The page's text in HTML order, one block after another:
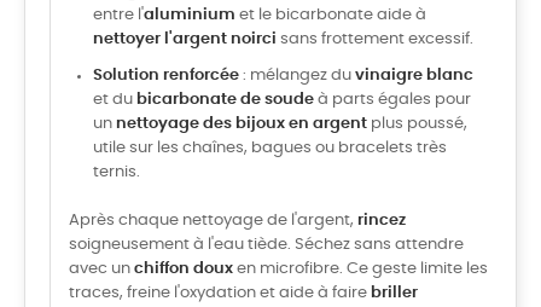
entre l'aluminium et le bicarbonate aide à
nettoyer l'argent noirci sans frottement excessif.
Solution renforcée : mélangez du vinaigre blanc
et du bicarbonate de soude à parts égales pour
un nettoyage des bijoux en argent plus poussé,
utile sur les chaînes, bagues ou bracelets très
ternis.
Après chaque nettoyage de l'argent, rincez
soigneusement à l'eau tiède. Séchez sans attendre
avec un chiffon doux en microfibre. Ce geste limite les
traces, freine l'oxydation et aide à faire briller